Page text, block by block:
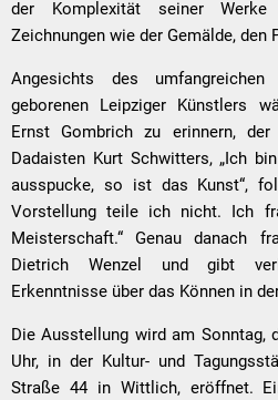
der Komplexität seiner Werke
Zeichnungen wie der Gemälde,
Angesichts des
geborenen Leipziger Künstlers
Ernst Gombrich zu erinnern,
Dadaisten Kurt Schwitters, „Ich
ausspucke, so ist das Kunst“,
Vorstellung teile ich nicht. Ich
Meisterschaft.“ Genau danach
Dietrich Wenzel und gibt
Erkenntnisse über das Können in
Die Ausstellung wird am Sonntag,
Uhr, in der Kultur- und
Straße 44 in Wittlich, eröffnet.